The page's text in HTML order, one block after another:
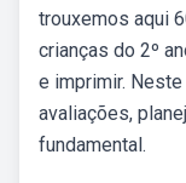
trouxemos aqui
crianças do 2º
e imprimir.
avaliações,
fundamental.